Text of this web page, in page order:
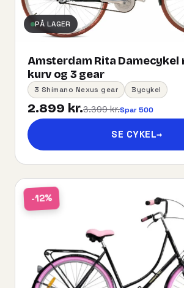
PÅ LAGER
Amsterdam Rita Damecykel
kurv og 3 gear
3 Shimano Nexus gear Bycykel
2.899 kr.3.399 kr.Spar 500
SE CYKEL→
-12%